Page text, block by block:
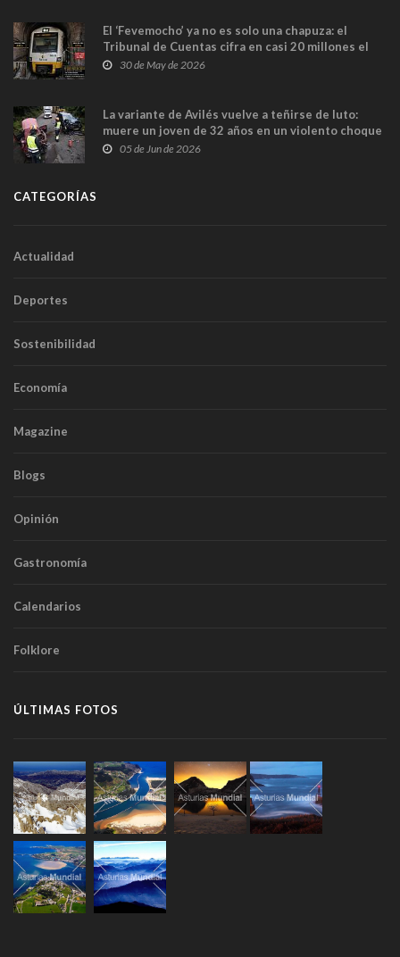
El ‘Fevemocho’ ya no es solo una chapuza: el
Tribunal de Cuentas cifra en casi 20 millones el
sobrecoste de los trenes que no cabían por los
30 de May de 2026
La variante de Avilés vuelve a teñirse de luto:
muere un joven de 32 años en un violento choque
frontal
05 de Jun de 2026
CATEGORÍAS
Actualidad
Deportes
Sostenibilidad
Economía
Magazine
Blogs
Opinión
Gastronomía
Calendarios
Folklore
ÚLTIMAS FOTOS